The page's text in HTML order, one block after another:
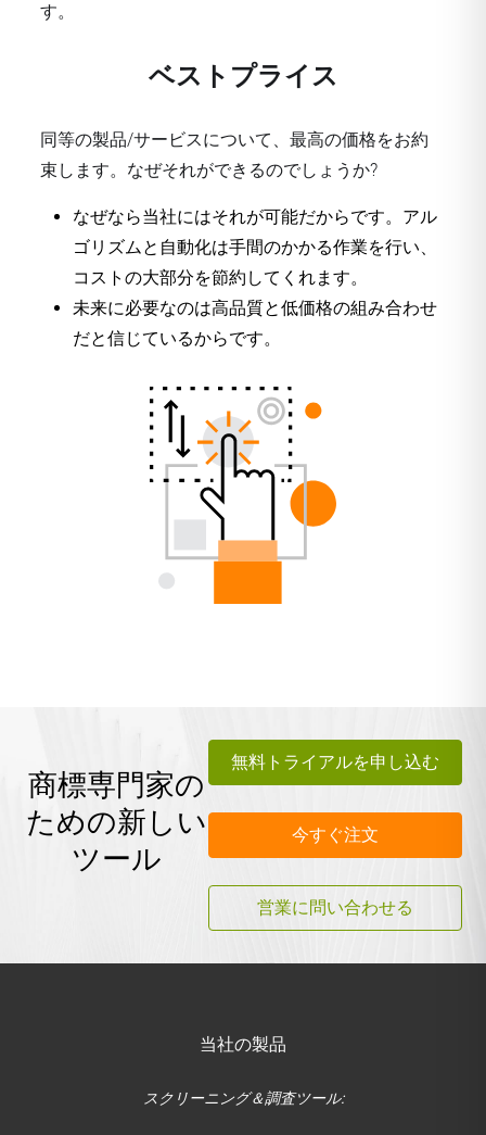
す。
ベストプライス
同等の製品/サービスについて、最高の価格をお約
束します。なぜそれができるのでしょうか?
なぜなら当社にはそれが可能だからです。アル
ゴリズムと自動化は手間のかかる作業を行い、
コストの大部分を節約してくれます。
未来に必要なのは高品質と低価格の組み合わせ
だと信じているからです。
商標専門家の
ための新しい
ツール
無料トライアルを申し込む
今すぐ注文
営業に問い合わせる
当社の製品
スクリーニング＆調査ツール: